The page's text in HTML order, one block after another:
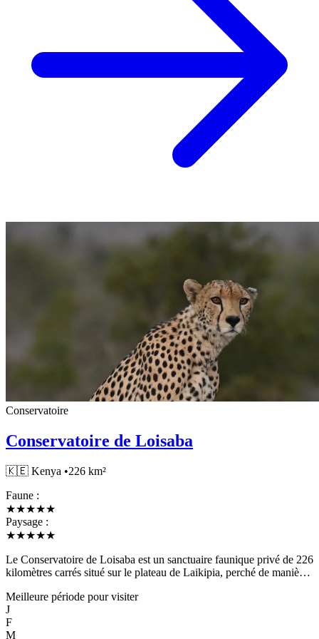
Conservatoire
Conservatoire de Loisaba
🇰🇪 Kenya •226 km²
Faune :
★★★★★
Paysage :
★★★★★
Le Conservatoire de Loisaba est un sanctuaire faunique privé de 226
kilomètres carrés situé sur le plateau de Laikipia, perché de manière
pour ses emblématiques Star Beds — des plateformes en plein air où
les invités dorment sous les étoiles pendant que la faune se déplace
en dessous — Loisaba incarne le romantisme du safari africain. Le
terrain diversifié du conservatoire va des prairies ouvertes aux
Meilleure période pour visiter
J
F
M